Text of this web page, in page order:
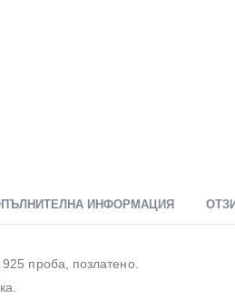
ИНФОРМАЦИЯ
проба, позлатено.